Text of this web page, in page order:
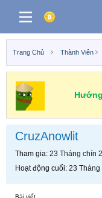
Trang Chủ Thành Viên
CruzAnowlit
Tham gia 23 Tháng chín
Hoạt động cuối 23
Bài viết